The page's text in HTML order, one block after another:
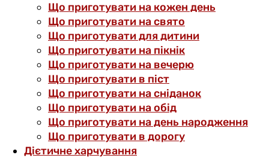
Що приготувати на кожен день
Що приготувати на свято
Що приготувати для дитини
Що приготувати на пікнік
Що приготувати на вечерю
Що приготувати в піст
Що приготувати на сніданок
Що приготувати на обід
Що приготувати на день народження
Що приготувати в дорогу
Дієтичне харчування